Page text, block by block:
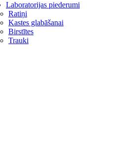
Laboratorijas piederumi
Ratiņi
Kastes glabāšanai
Birstītes
Trauki